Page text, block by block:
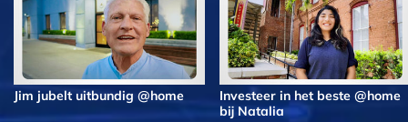
Jim jubelt uitbundig @home
Investeer in het beste @home
bij Natalia